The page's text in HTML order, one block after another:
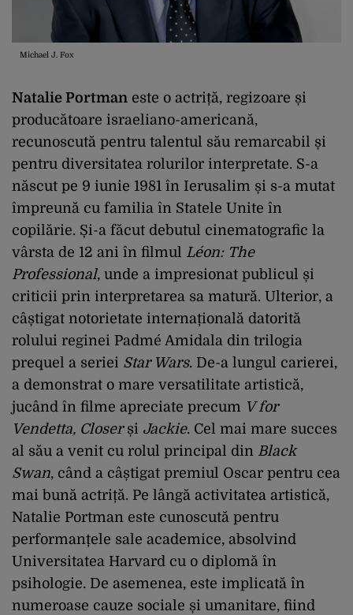
Michael J. Fox
Natalie Portman este o actriță, regizoare și
producătoare israeliano-americană,
recunoscută pentru talentul său remarcabil și
pentru diversitatea rolurilor interpretate. S-a
născut pe 9 iunie 1981 în Ierusalim și s-a mutat
împreună cu familia în Statele Unite în
copilărie. Și-a făcut debutul cinematografic la
vârsta de 12 ani în filmul Léon: The
Professional, unde a impresionat publicul și
criticii prin interpretarea sa matură. Ulterior, a
câștigat notorietate internațională datorită
rolului reginei Padmé Amidala din trilogia
prequel a seriei Star Wars. De-a lungul carierei,
a demonstrat o mare versatilitate artistică,
jucând în filme apreciate precum V for
Vendetta, Closerși Jackie. Cel mai mare succes
al său a venit cu rolul principal din Black
Swan, când a câștigat premiul Oscar pentru cea
mai bună actriță. Pe lângă activitatea artistică,
Natalie Portman este cunoscută pentru
performanțele sale academice, absolvind
Universitatea Harvard cu o diplomă în
psihologie. De asemenea, este implicată în
numeroase cauze sociale și umanitare, fiind